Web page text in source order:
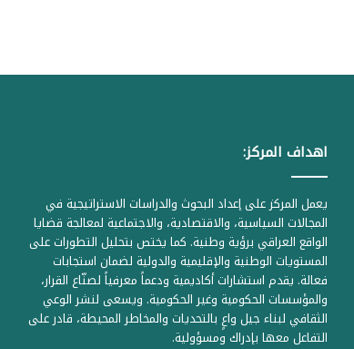
اهداف المركز:
يعمل المركز على إعداد البحوث والدراسات الاستراتيجية في
المجالات السياسية، والاقتصادية، والاجتماعية لمعالجة قضايا
الواقع العراقي برؤية وطنية. كما يختص بتحليل التطورات على
المستويات الوطنية والإقليمية والدولية لضمان استجابات
فعالة. يقدم استشارات أكاديمية ودعماً معرفياً لصنّاع القرار،
والمؤسسات الحكومية وغير الحكومية. ويسعى لنشر الوعي
الثقافي لبناء جيل واعٍ بالتحديات والمخاطر المحيطة، قادر على
التفاعل معها بإدراك ومسؤولية.